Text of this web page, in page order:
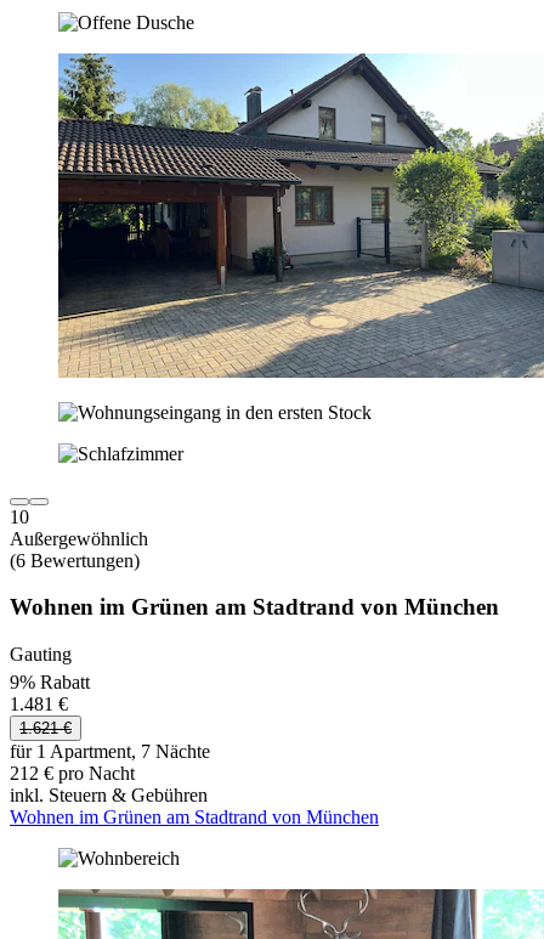
10
Außergewöhnlich
(6 Bewertungen)
Wohnen im Grünen am Stadtrand von München
Gauting
9% Rabatt
1.481 €
1.621 €
für 1 Apartment, 7 Nächte
212 € pro Nacht
inkl. Steuern & Gebühren
Wohnen im Grünen am Stadtrand von München